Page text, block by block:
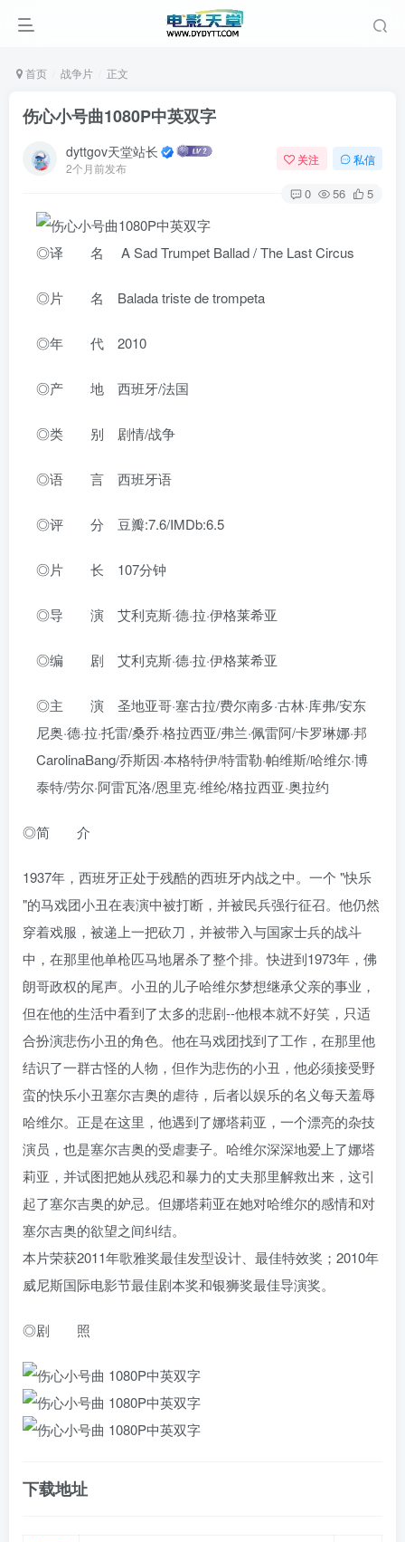
首页 战争片 正文
伤心小号曲1080P中英双字
dyttgov天堂站长
2个月前发布
关注 私信
0 56 5
◎译 名 A Sad Trumpet Ballad / The Last Circus
◎片 名 Balada triste de trompeta
◎年 代 2010
◎产 地 西班牙/法国
◎类 别 剧情/战争
◎语 言 西班牙语
◎评 分 豆瓣:7.6/IMDb:6.5
◎片 长 107分钟
◎导 演 艾利克斯·德·拉·伊格莱希亚
◎编 剧 艾利克斯·德·拉·伊格莱希亚
◎主 演 圣地亚哥·塞古拉/费尔南多·古林·库弗/安东
尼奥·德·拉·托雷/桑乔·格拉西亚/弗兰·佩雷阿/卡罗琳娜·邦
CarolinaBang/乔斯因·本格特伊/特雷勒·帕维斯/哈维尔·博
泰特/劳尔·阿雷瓦洛/恩里克·维纶/格拉西亚·奥拉约
◎简 介
1937年，西班牙正处于残酷的西班牙内战之中。一个 "快乐
"的马戏团小丑在表演中被打断，并被民兵强行征召。他仍然
穿着戏服，被递上一把砍刀，并被带入与国家士兵的战斗
中，在那里他单枪匹马地屠杀了整个排。快进到1973年，佛
朗哥政权的尾声。小丑的儿子哈维尔梦想继承父亲的事业，
但在他的生活中看到了太多的悲剧--他根本就不好笑，只适
合扮演悲伤小丑的角色。他在马戏团找到了工作，在那里他
结识了一群古怪的人物，但作为悲伤的小丑，他必须接受野
蛮的快乐小丑塞尔吉奥的虐待，后者以娱乐的名义每天羞辱
哈维尔。正是在这里，他遇到了娜塔莉亚，一个漂亮的杂技
演员，也是塞尔吉奥的受虐妻子。哈维尔深深地爱上了娜塔
莉亚，并试图把她从残忍和暴力的丈夫那里解救出来，这引
起了塞尔吉奥的妒忌。但娜塔莉亚在她对哈维尔的感情和对
塞尔吉奥的欲望之间纠结。
本片荣获2011年歌雅奖最佳发型设计、最佳特效奖；2010年
威尼斯国际电影节最佳剧本奖和银狮奖最佳导演奖。
◎剧 照
下载地址